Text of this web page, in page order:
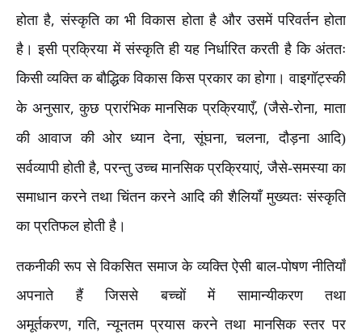
होता है,संस्कृति का भी विकास होता है और उसमें परिवर्तन होता
है। इसी प्रक्रिया में संस्कृति ही यह निर्धारित करती है कि अंततः
किसी व्यक्ति क बौद्धिक विकास किस प्रकार का होगा। वाइगॉट्स्की
के अनुसार,कुछ प्रारंभिक मानसिक प्रक्रियाएँ, (जैसे-रोना,माता
की आवाज की ओर ध्यान देना,सूंघना,चलना,दौड़ना आदि)
सर्वव्यापी होती है,परन्तु उच्च मानसिक प्रक्रियाएं,जैसे-समस्या का
समाधान करने तथा चिंतन करने आदि की शैलियाँ मुख्यतः संस्कृति
का प्रतिफल होती है।
तकनीकी रूप से विकसित समाज के व्यक्ति ऐसी बाल-पोषण नीतियाँ
अपनाते हैं जिससे बच्चों में सामान्यीकरण तथा
अमूर्तकरण,गति,न्यूनतम प्रयास करने तथा मानसिक स्तर पर